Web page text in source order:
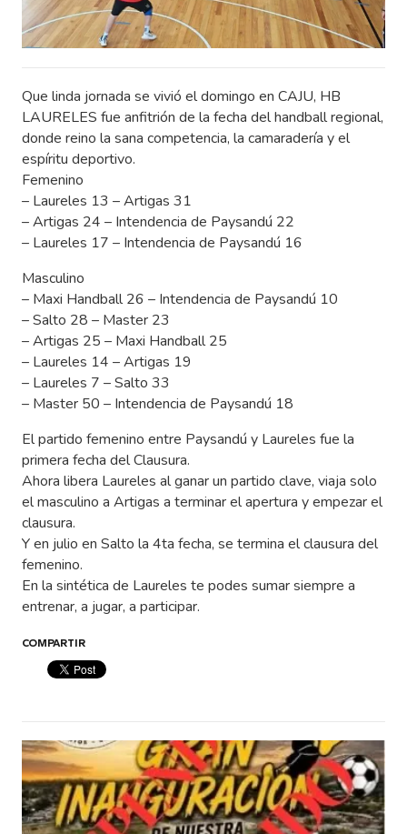
Que linda jornada se vivió el domingo en CAJU, HB
LAURELES fue anfitrión de la fecha del handball regional,
donde reino la sana competencia, la camaradería y el
espíritu deportivo.
Femenino
– Laureles 13 – Artigas 31
– Artigas 24 – Intendencia de Paysandú 22
– Laureles 17 – Intendencia de Paysandú 16
Masculino
– Maxi Handball 26 – Intendencia de Paysandú 10
– Salto 28 – Master 23
– Artigas 25 – Maxi Handball 25
– Laureles 14 – Artigas 19
– Laureles 7 – Salto 33
– Master 50 – Intendencia de Paysandú 18
El partido femenino entre Paysandú y Laureles fue la
primera fecha del Clausura.
Ahora libera Laureles al ganar un partido clave, viaja solo
el masculino a Artigas a terminar el apertura y empezar el
clausura.
Y en julio en Salto la 4ta fecha, se termina el clausura del
femenino.
En la sintética de Laureles te podes sumar siempre a
entrenar, a jugar, a participar.
COMPARTIR